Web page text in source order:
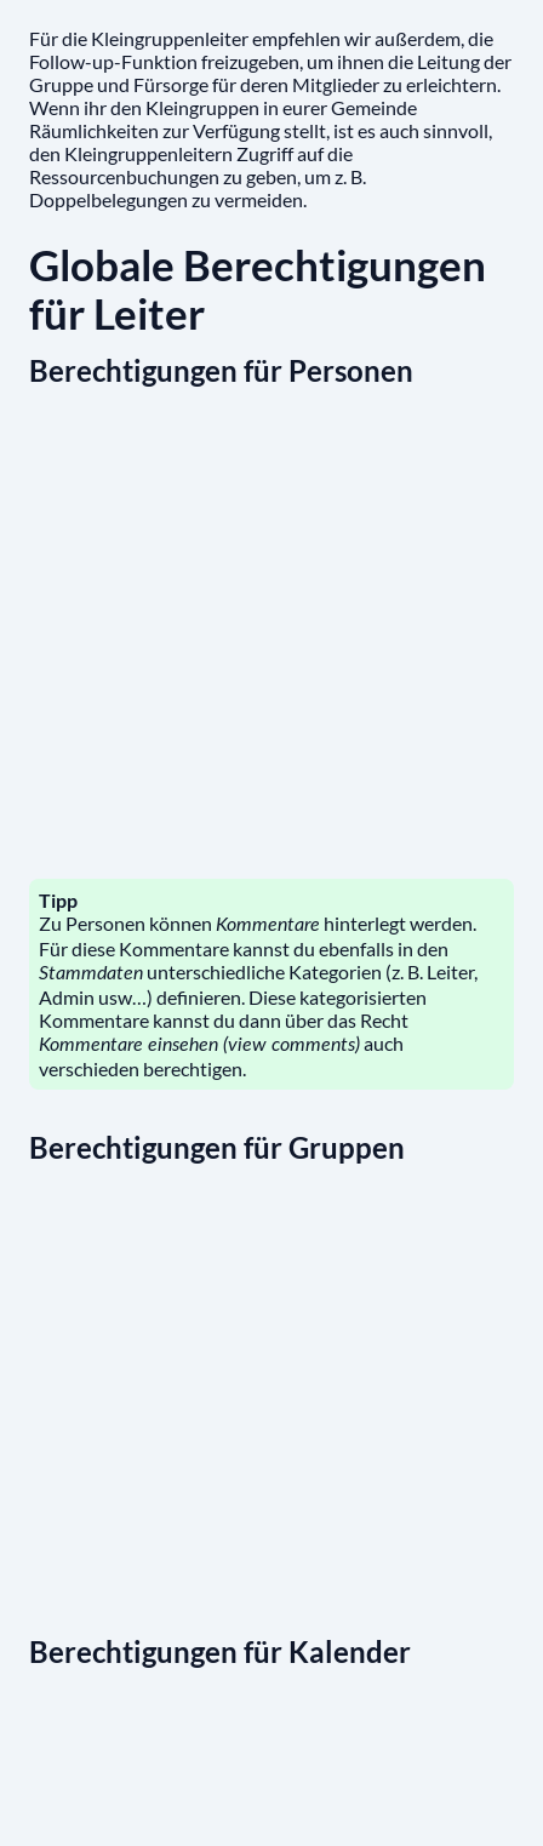
Für die Kleingruppenleiter empfehlen wir außerdem, die
Follow-up-Funktion freizugeben, um ihnen die Leitung der
Gruppe und Fürsorge für deren Mitglieder zu erleichtern.
Wenn ihr den Kleingruppen in eurer Gemeinde
Räumlichkeiten zur Verfügung stellt, ist es auch sinnvoll,
den Kleingruppenleitern Zugriff auf die
Ressourcenbuchungen zu geben, um z. B.
Doppelbelegungen zu vermeiden.
Globale Berechtigungen
für Leiter
Berechtigungen für Personen
Tipp
Zu Personen können Kommentare hinterlegt werden.
Für diese Kommentare kannst du ebenfalls in den
Stammdaten unterschiedliche Kategorien (z. B. Leiter,
Admin usw…) definieren. Diese kategorisierten
Kommentare kannst du dann über das Recht
Kommentare einsehen (view comments)auch
verschieden berechtigen.
Berechtigungen für Gruppen
Berechtigungen für Kalender